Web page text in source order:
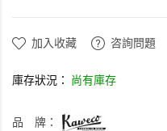
加入收藏 咨詢問題
庫存狀況： 尚有庫存
品 牌：